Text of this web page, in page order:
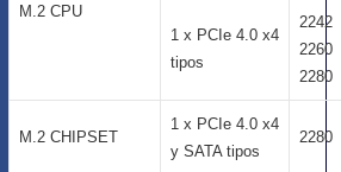
M.2 CPU
1 x PCIe 4.0 x4
tipos
2242
2260
2280
M.2 CHIPSET
1 x PCIe 4.0 x4
y SATA tipos
2280